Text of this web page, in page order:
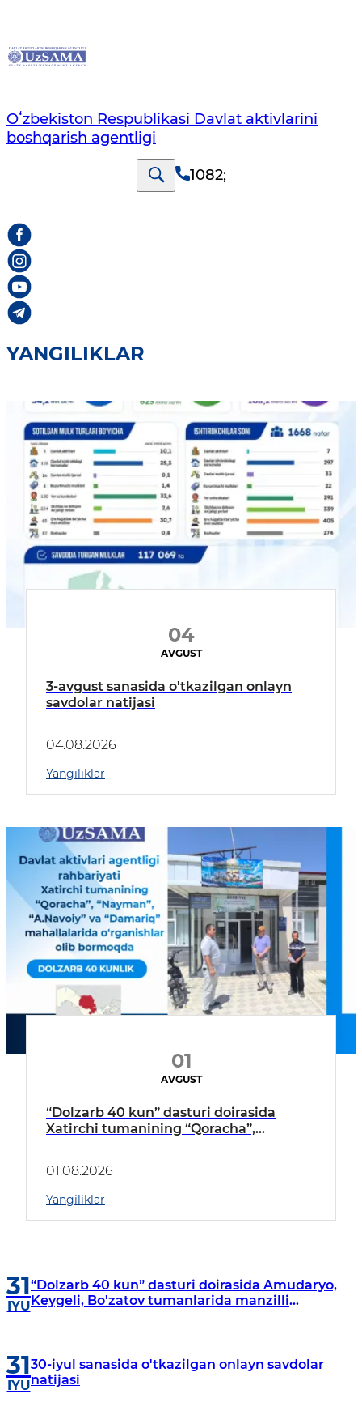
Oʻzbekiston Respublikasi Davlat aktivlarini
boshqarish agentligi
1082;
YANGILIKLAR
04
AVGUST
3-avgust sanasida o'tkazilgan onlayn
savdolar natijasi
04.08.2026
Yangiliklar
01
AVGUST
“Dolzarb 40 kun” dasturi doirasida
Xatirchi tumanining “Qoracha”,
borildi
01.08.2026
Yangiliklar
31
IYU
“Dolzarb 40 kun” dasturi doirasida Amudaryo,
Keygeli, Bo'zatov tumanlarida manzilli
31
IYU
30-iyul sanasida o'tkazilgan onlayn savdolar
natijasi